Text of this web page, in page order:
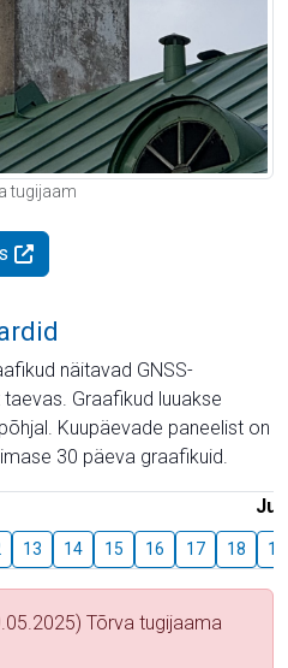
tugijaam
näitavad GNSS-
Graafikud luuakse
Kuupäevade paneelist on
30 päeva graafikuid.
13 14 15 16 17 18 19
Tõrva tugijaama